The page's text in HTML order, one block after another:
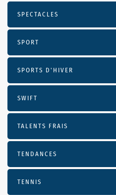
SPECTACLES
SPORT
SPORTS D'HIVER
SWIFT
TALENTS FRAIS
TENDANCES
TENNIS